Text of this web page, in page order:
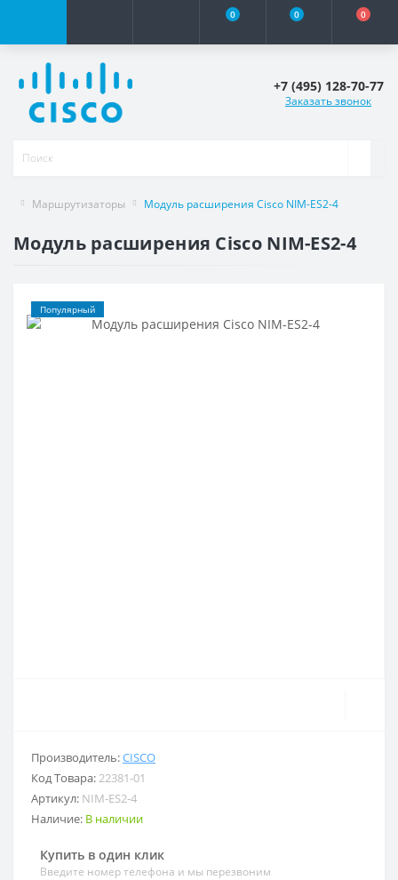
0 0 0
+7 (495) 128-70-77
Заказать звонок
Маршрутизаторы Модуль расширения Cisco NIM-ES2-4
Модуль расширения Cisco NIM-ES2-4
Популярный
Производитель:CISCO
Код Товара:22381-01
Артикул: NIM-ES2-4
Наличие: В наличии
Купить в один клик
Введите номер телефона и мы перезвоним